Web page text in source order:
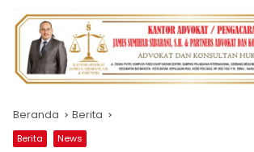
Beranda Berita
Berita News